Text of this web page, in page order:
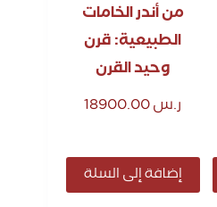
من أندر الخامات
الطبيعية: قرن
وحيد القرن
ر.س
إضافة إلى السلة